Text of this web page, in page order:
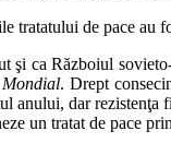
tratatului de pace au
şi ca Războiul
. Drept
anului, dar
un tratat de pace